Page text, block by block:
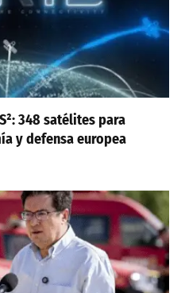
348 satélites para
y defensa europea